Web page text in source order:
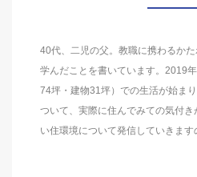
40代、二児の父。教職に携わるか
学んだことを書いています。2019
74坪・建物31坪）での生活が始ま
ついて、実際に住んでみての気付
い住環境について発信していきます